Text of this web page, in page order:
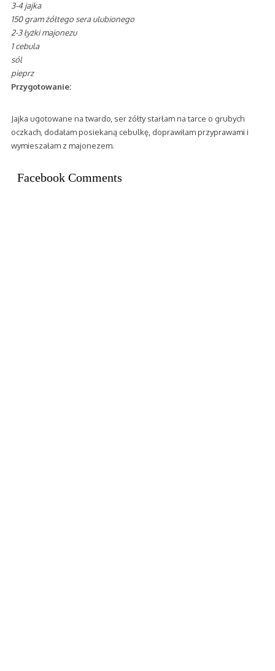
3-4 jajka
150 gram żółtego sera ulubionego
2-3 łyżki majonezu
1 cebula
sól
pieprz
Przygotowanie:
Jajka ugotowane na twardo, ser żółty starłam na tarce o grubych
oczkach, dodałam posiekaną cebulkę, doprawiłam przyprawami i
wymieszałam z majonezem.
Facebook Comments